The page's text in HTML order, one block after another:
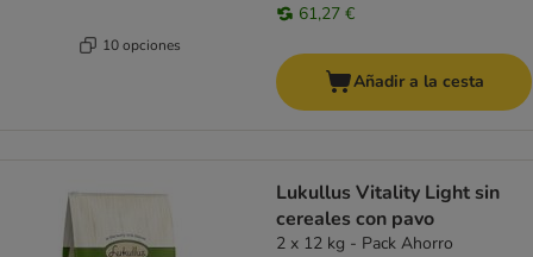
10 opciones
61,27 €
Añadir a la cesta
Lukullus Vitality Light sin
cereales con pavo
2 x 12 kg - Pack Ahorro